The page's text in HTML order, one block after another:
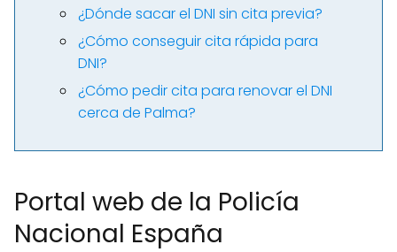
¿Dónde sacar el DNI sin cita previa?
¿Cómo conseguir cita rápida para
DNI?
¿Cómo pedir cita para renovar el DNI
cerca de Palma?
Portal web de la Policía
Nacional España